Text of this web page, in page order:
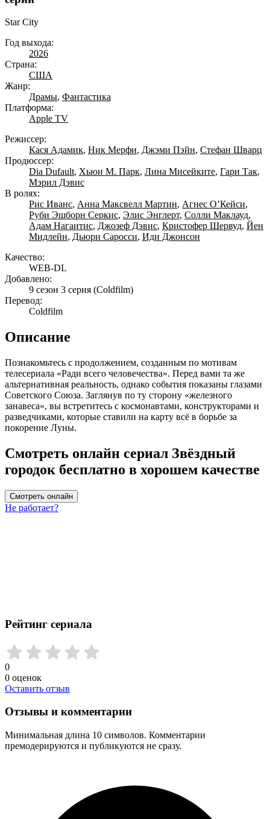
Star City
Год выхода:
2026
Страна:
США
Жанр:
Драмы, Фантастика
Платформа:
Apple TV
Режиссер:
Кася Адамик, Ник Мерфи, Джэми Пэйн, Стефан Шварц
Продюссер:
Dia Dufault, Хьюи М. Парк, Лина Мисейките, Гари Так,
Мэрил Дэвис
В ролях:
Рис Иванс, Анна Максвелл Мартин, Агнес О’Кейси,
Руби Эшборн Серкис, Элис Энглерт, Солли Маклауд,
Адам Нагаитис, Джозеф Дэвис, Кристофер Шервуд, Йен
Мидлейн, Дьюри Саросси, Иди Джонсон
Качество:
WEB-DL
Добавлено:
9 сезон 3 серия (Coldfilm)
Перевод:
Coldfilm
Описание
Познакомьтесь с продолжением, созданным по мотивам
телесериала «Ради всего человечества». Перед вами та же
альтернативная реальность, однако события показаны глазами
Советского Союза. Заглянув по ту сторону «железного
занавеса», вы встретитесь с космонавтами, конструкторами и
разведчиками, которые ставили на карту всё в борьбе за
покорение Луны.
Смотреть онлайн сериал Звёздный
городок бесплатно в хорошем качестве
Смотреть онлайн
Не работает?
Рейтинг сериала
0
0 оценок
Оставить отзыв
Отзывы и комментарии
Минимальная длина 10 символов. Комментарии
премодерируются и публикуются не сразу.